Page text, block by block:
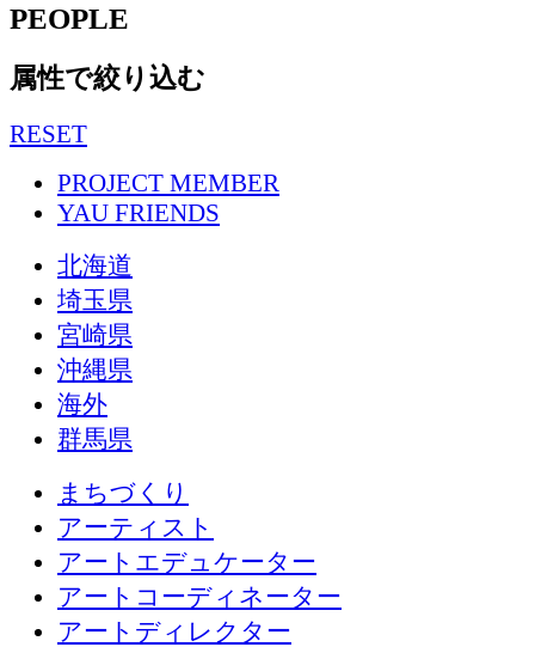
PEOPLE
属性で絞り込む
RESET
PROJECT MEMBER
YAU FRIENDS
北海道
埼玉県
宮崎県
沖縄県
海外
群馬県
まちづくり
アーティスト
アートエデュケーター
アートコーディネーター
アートディレクター